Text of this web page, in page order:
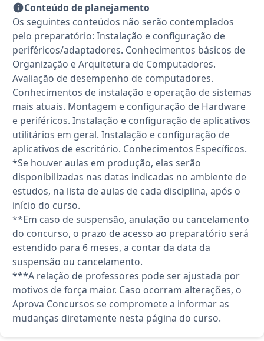
Conteúdo de planejamento
Os seguintes conteúdos não serão contemplados
pelo preparatório: Instalação e configuração de
periféricos/adaptadores. Conhecimentos básicos de
Organização e Arquitetura de Computadores.
Avaliação de desempenho de computadores.
Conhecimentos de instalação e operação de sistemas
mais atuais. Montagem e configuração de Hardware
e periféricos. Instalação e configuração de aplicativos
utilitários em geral. Instalação e configuração de
aplicativos de escritório. Conhecimentos Específicos.
*Se houver aulas em produção, elas serão
disponibilizadas nas datas indicadas no ambiente de
estudos, na lista de aulas de cada disciplina, após o
início do curso.
**Em caso de suspensão, anulação ou cancelamento
do concurso, o prazo de acesso ao preparatório será
estendido para 6 meses, a contar da data da
suspensão ou cancelamento.
***A relação de professores pode ser ajustada por
motivos de força maior. Caso ocorram alterações, o
Aprova Concursos se compromete a informar as
mudanças diretamente nesta página do curso.